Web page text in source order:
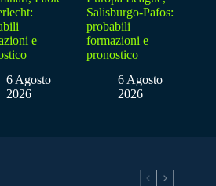
e
6 Agosto
2026
Salisburgo-Pafos:
probabili
formazioni e
pronostico
6 Agosto
2026